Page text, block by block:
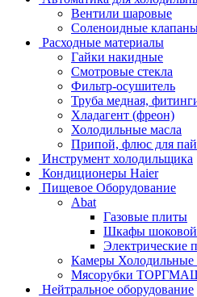
Вентили шаровые
Соленоидные
Расходные материалы
Гайки накидные
Смотровые стекла
Фильтр-осушитель
Труба медная,
Хладагент (фреон)
Холодильные масла
Припой, флюс для
Инструмент холодильщика
Кондиционеры Haier
Пищевое Оборудование
Abat
Газовые плиты
Шкафы шоковой
Электрические
Камеры
Мясорубки
Нейтральное оборудование